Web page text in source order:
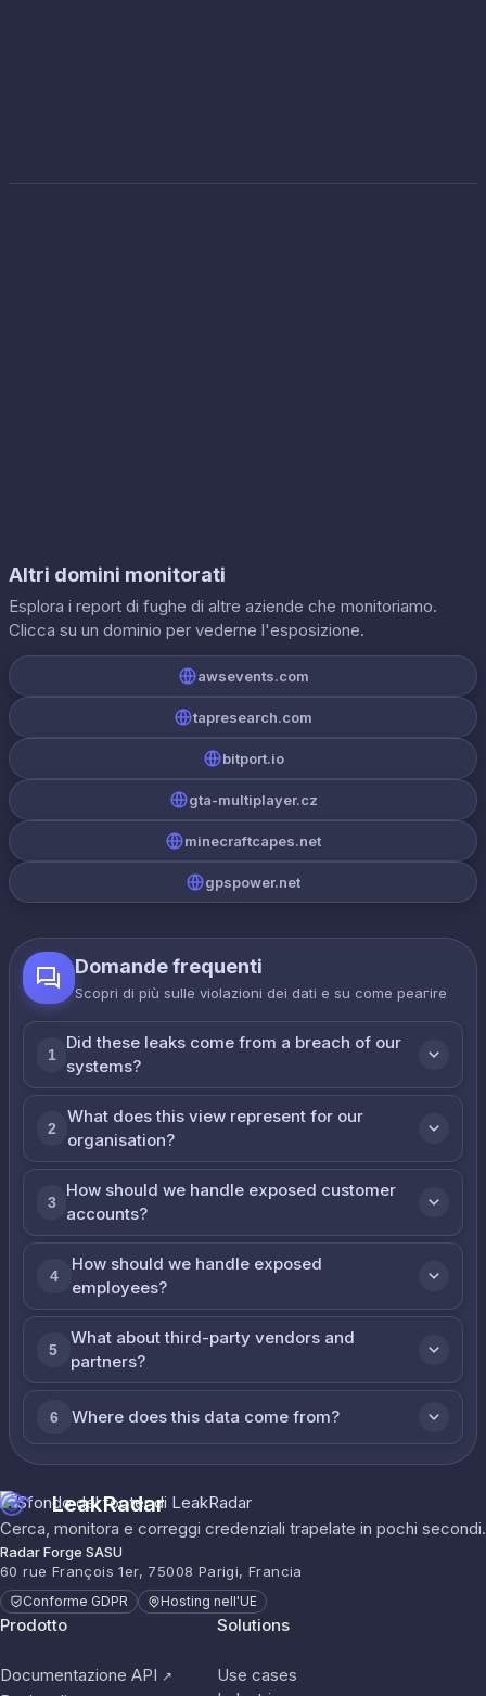
Altri domini monitorati
Esplora i report di fughe di altre aziende che monitoriamo.
Clicca su un dominio per vederne l'esposizione.
awsevents.com
tapresearch.com
bitport.io
gta-multiplayer.cz
minecraftcapes.net
gpspower.net
Domande frequenti
Scopri di più sulle violazioni dei dati e su come реагire
1
Did these leaks come from a breach of our
systems?
2
What does this view represent for our
organisation?
3
How should we handle exposed customer
accounts?
4
How should we handle exposed
employees?
5
What about third-party vendors and
partners?
6 Where does this data come from?
LeakRadar
Cerca, monitora e correggi credenziali trapelate in pochi secondi.
Radar Forge SASU
60 rue François 1er, 75008 Parigi, Francia
Conforme GDPR Hosting nell'UE
Prodotto
Documentazione API ↗
Solutions
Use cases